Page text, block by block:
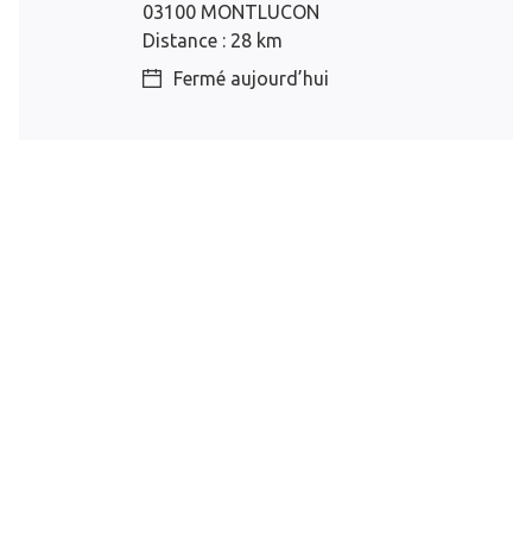
03100 MONTLUCON
Distance : 28 km
Fermé aujourd’hui